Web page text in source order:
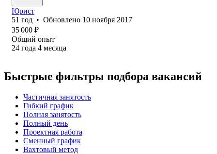
Юрист
51 год • Обновлено 10 ноября 2017
35 000 ₽
Общий опыт
24 года 4 месяца
Быстрые фильтры подбора вакансий
Частичная занятость
Гибкий график
Полная занятость
Полный день
Проектная работа
Сменный график
Вахтовый метод